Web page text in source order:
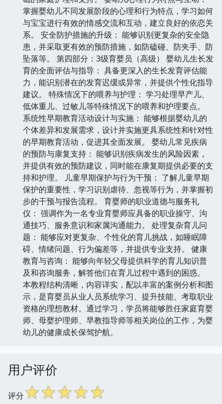
掌握婴幼儿不同发展阶段的心理和行为特点，学习如何
与宝宝进行有效的情感交流和互动，建立良好的依恋关
系。 安全防护措施的升级： 能够识别更复杂的安全隐
患，并采取更有效的预防措施，如防磕碰、防夹手、防
坠落等。 第四部分：3级育婴员（高级） 婴幼儿生长发
育的全面评估与指导： 具备更深入的生长发育评估能
力，能识别潜在的发育迟缓或异常，并提供个性化指导
建议。 特殊情况下的喂养与护理： 学习处理早产儿、
低体重儿、过敏儿等特殊情况下的喂养和护理要点。
系统性早期教育活动设计与实施： 能够根据婴幼儿的
个体差异和发展需求，设计并实施更具系统性和针对性
的早期教育活动，促进其全面发展。 婴幼儿常见疾病
的预防与康复支持： 能够识别疾病发生的风险因素，
并提供有效的预防建议，同时能在康复期提供必要的支
持和护理。 儿童早期保护与行为干预： 了解儿童早期
保护的重要性，学习识别虐待、忽视等行为，并掌握初
步的干预与报告流程。 育婴师的职业道德与服务礼
仪： 强调作为一名专业育婴师应具备的职业操守、沟
通技巧、服务意识和家属沟通能力。 处理复杂育儿问
题： 能够应对更复杂、个性化的育儿挑战，如睡眠障
碍、情绪问题、行为偏差等，并提供专业支持。 健康
教育与咨询： 能够向年轻父母提供科学的育儿知识普
及和咨询服务，解答他们在育儿过程中遇到的困惑。
本教程结构清晰，内容详实，配以丰富的案例分析和图
示，是育婴员从业人员系统学习、提升技能、考取职业
资格的理想教材。通过学习，学员将能够胜任家庭育婴
师、母婴护理师、早教指导师等相关岗位的工作，为婴
幼儿的健康成长保驾护航。
用户评价
评分☆☆☆☆☆